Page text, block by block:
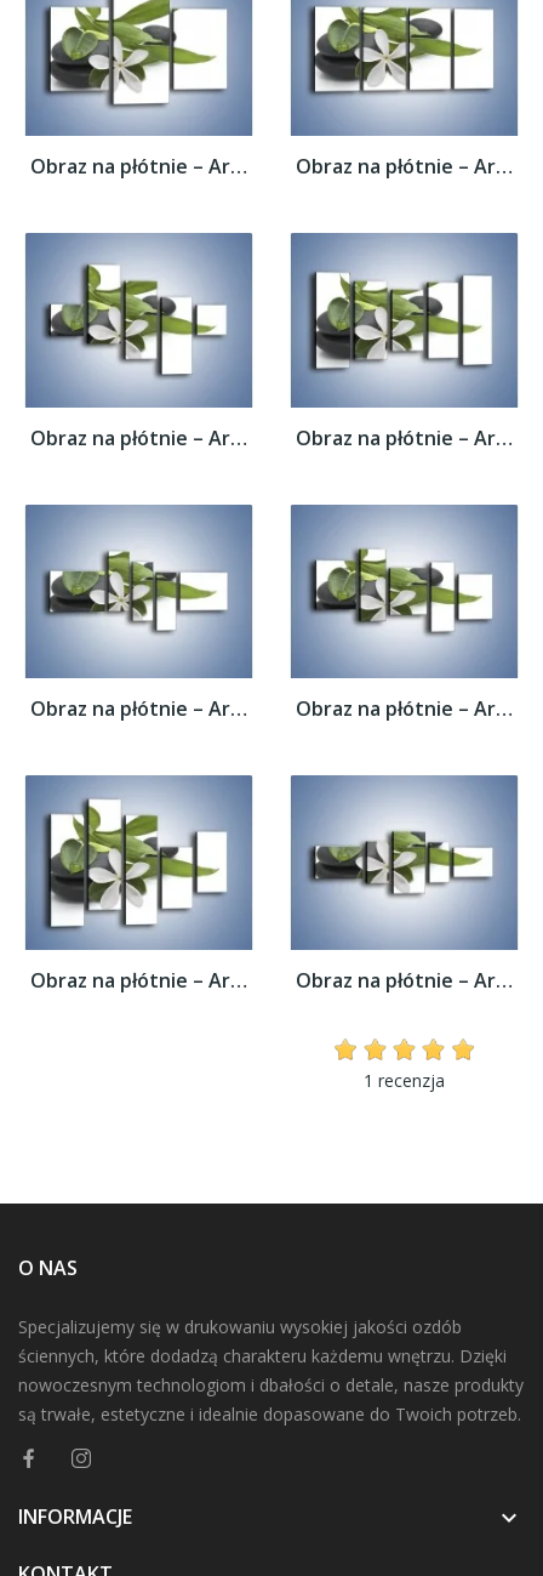
Obraz na płótnie – Artystyczna kompozycja... Obraz na płótnie – Artystyczna kompozycja...
Obraz na płótnie – Artystyczna kompozycja... Obraz na płótnie – Artystyczna kompozycja...
Obraz na płótnie – Artystyczna kompozycja... Obraz na płótnie – Artystyczna kompozycja...
Obraz na płótnie – Artystyczna kompozycja... Obraz na płótnie – Artystyczna kompozycja...
1 recenzja
O NAS
Specjalizujemy się w drukowaniu wysokiej jakości ozdób
ściennych, które dodadzą charakteru każdemu wnętrzu. Dzięki
nowoczesnym technologiom i dbałości o detale, nasze produkty
są trwałe, estetyczne i idealnie dopasowane do Twoich potrzeb.
INFORMACJE 